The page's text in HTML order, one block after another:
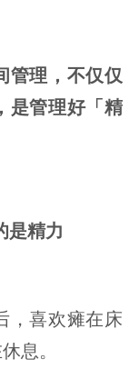
管理，不仅仅
是管理好「精
是精力
，喜欢瘫在床
息。